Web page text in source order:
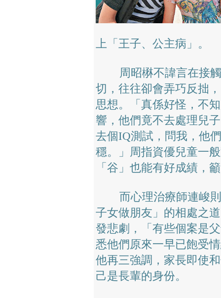
上「王子、公主病」。
周昭楙不諱言在接觸
切，往往卻會弄巧反拙
思想。「真係好怪，不
響，他們竟不去處理兒
去個IQ測試，問我，他
穩。」周指資優兒童一
「谷」也能有好成績，
而心理治療師連峻則
子女做朋友」的相處之
發悲劇，「有些個案是
悉他們原來一早已飽受
他再三強調，家長即使
己是長輩的身份。